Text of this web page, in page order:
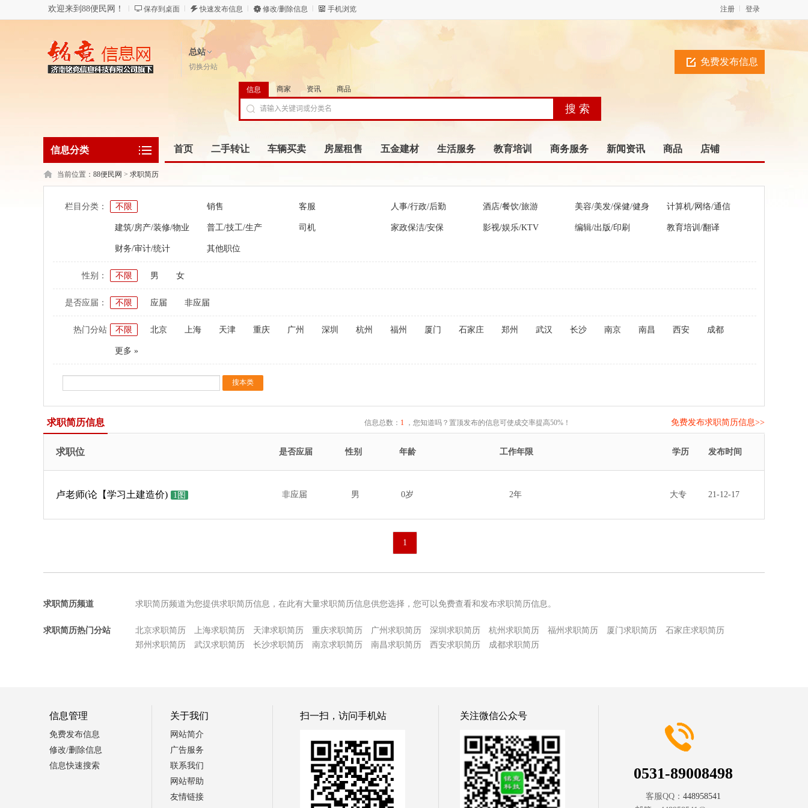
欢迎来到88便民网！ 保存到桌面 快速发布信息 修改/删除信息 手机浏览 登录
注册
总站
切换分站 免费发布信息
信息 商家 资讯 商品
信息分类 首页 二手转让 车辆买卖 房屋租售 五金建材 生活服务 教育培训 商务服务 新闻资讯 商品 店铺
当前位置： 88便民网 > 求职简历
栏目分类： 不限 销售 客服 人事/行政/后勤 酒店/餐饮/旅游 美容/美发/保健/健身 计算机/网络/通信
建筑/房产/装修/物业 普工/技工/生产 司机 家政保洁/安保 影视/娱乐/KTV 编辑/出版/印刷 教育培训/翻译
财务/审计/统计 其他职位
性别： 不限 男 女
是否应届： 不限 应届 非应届
热门分站 不限 北京 上海 天津 重庆 广州 深圳 杭州 福州 厦门 石家庄 郑州 武汉 长沙 南京 南昌 西安 成都
更多 »
求职简历信息 信息总数： 1 ，您知道吗？置顶发布的信息可使成交率提高50%！ 免费发布求职简历信息>>
求职位 发布时间
是否应届 性别 年龄 学历
工作年限
卢老师(论【学习土建造价) 1图 21-12-17
非应届 男 0岁 大专
2年
1
求职简历频道 求职简历频道为您提供求职简历信息，在此有大量求职简历信息供您选择，您可以免费查看和发布求职简历信息。
求职简历热门分站 北京求职简历 上海求职简历 天津求职简历 重庆求职简历 广州求职简历 深圳求职简历 杭州求职简历 福州求职简历 厦门求职简历
石家庄求职简历
郑州求职简历
武汉求职简历 长沙求职简历 南京求职简历 南昌求职简历 西安求职简历 成都求职简历
信息管理
免费发布信息
修改/删除信息
信息快速搜索
关于我们
网站简介
广告服务
联系我们
网站帮助
友情链接
扫一扫，访问手机站 关注微信公众号
0531-89008498
客服QQ： 448958541